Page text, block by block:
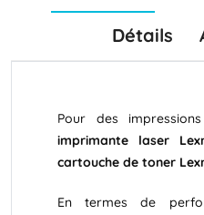
Détails
Pour des
imprimante laser
cartouche de toner
En termes de